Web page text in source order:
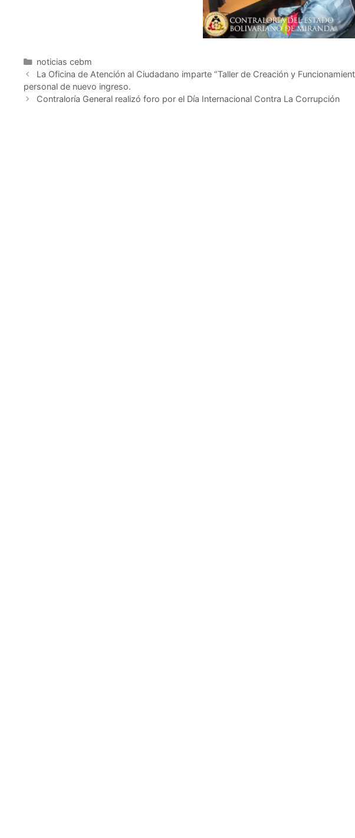
noticias cebm
La Oficina de Atención al Ciudadano imparte “Taller de Creación y
personal de nuevo ingreso.
Contraloría General realizó foro por el Día Internacional Contra La Corrupción